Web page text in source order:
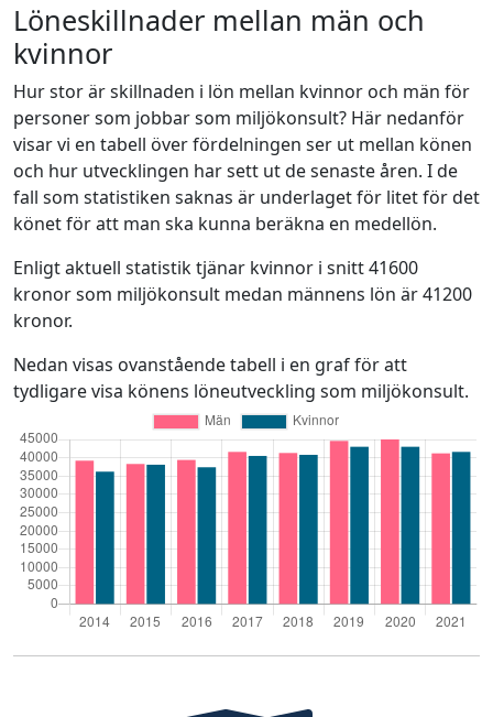
Löneskillnader mellan män och
kvinnor
Hur stor är skillnaden i lön mellan kvinnor och män för
personer som jobbar som miljökonsult? Här nedanför
visar vi en tabell över fördelningen ser ut mellan könen
och hur utvecklingen har sett ut de senaste åren. I de
fall som statistiken saknas är underlaget för litet för det
könet för att man ska kunna beräkna en medellön.
Enligt aktuell statistik tjänar kvinnor i snitt 41600
kronor som miljökonsult medan männens lön är 41200
kronor.
Nedan visas ovanstående tabell i en graf för att
tydligare visa könens löneutveckling som miljökonsult.